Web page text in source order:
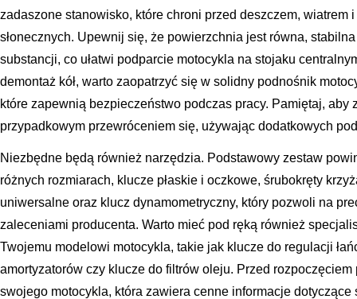
zadaszone stanowisko, które chroni przed deszczem, wiatrem
słonecznych. Upewnij się, że powierzchnia jest równa,
substancji, co ułatwi podparcie motocykla na stojaku
demontaż kół, warto zaopatrzyć się w solidny podnośnik
które zapewnią bezpieczeństwo podczas pracy. Pamiętaj, aby
przypadkowym przewróceniem się, używając dodatkowych
Niezbędne będą również narzędzia. Podstawowy zestaw
różnych rozmiarach, klucze płaskie i oczkowe, śrubokręty
uniwersalne oraz klucz dynamometryczny, który pozwoli na
zaleceniami producenta. Warto mieć pod ręką również
Twojemu modelowi motocykla, takie jak klucze do regulacji
amortyzatorów czy klucze do filtrów oleju. Przed
swojego motocykla, która zawiera cenne informacje